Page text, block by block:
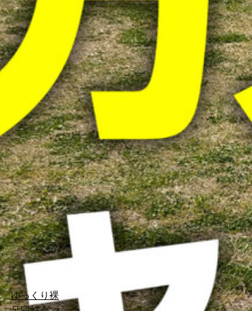
コラム
レポート
(3)
自己紹介
裸足の基
礎知識(6)
関連サ
イト
こちらもご覧
ください
ゆっくり裸